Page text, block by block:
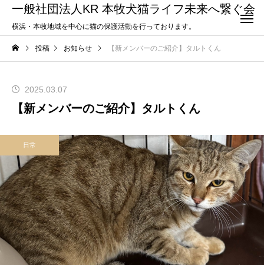
一般社団法人KR 本牧犬猫ライフ未来へ繋ぐ会
横浜・本牧地域を中心に猫の保護活動を行っております。
投稿 お知らせ 【新メンバーのご紹介】タルトくん
2025.03.07
【新メンバーのご紹介】タルトくん
日常